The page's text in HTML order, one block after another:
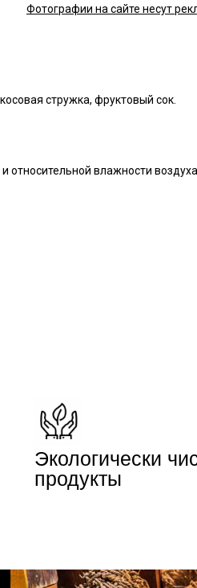
Фотографии на сайте несут
стружка, фруктовый сок.
влажности
Экологически
продукты